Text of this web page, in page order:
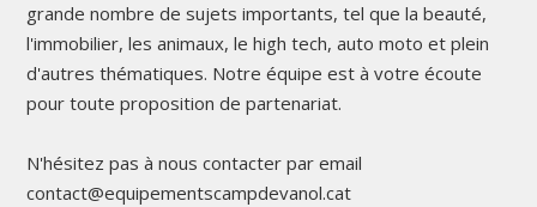
grande nombre de sujets importants, tel que la beauté,
l'immobilier, les animaux, le high tech, auto moto et plein
d'autres thématiques. Notre équipe est à votre écoute
pour toute proposition de partenariat.
N'hésitez pas à nous contacter par email
contact@equipementscampdevanol.cat